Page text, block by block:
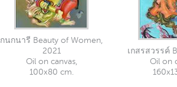
กนกนารี Beauty of Women,
2021
Oil on canvas,
100x80 cm.
เกสรสวรรค์
Oil on